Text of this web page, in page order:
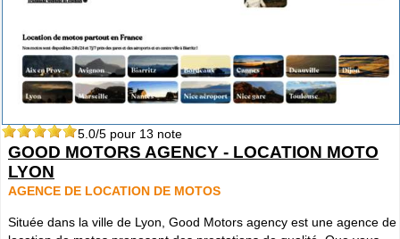
5.0/5 pour 13 note
GOOD MOTORS AGENCY - LOCATION MOTO
LYON
AGENCE DE LOCATION DE MOTOS
Située dans la ville de Lyon, Good Motors agency est une agence de